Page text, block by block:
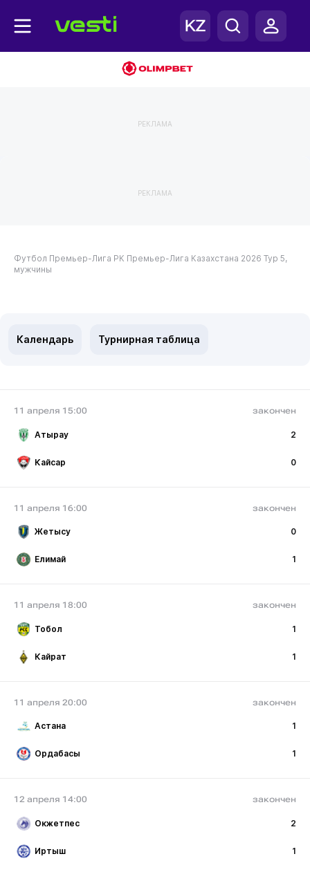
РЕКЛАМА
РЕКЛАМА
Футбол Премьер-Лига РК Премьер-Лига Казахстана 2026 Тур 5,
мужчины
Календарь Турнирная таблица
11 апреля 15:00 закончен
Атырау 2
Кайсар 0
11 апреля 16:00 закончен
Жетысу 0
Елимай 1
11 апреля 18:00 закончен
Тобол 1
Кайрат 1
11 апреля 20:00 закончен
Астана 1
Ордабасы 1
12 апреля 14:00 закончен
Окжетпес 2
Иртыш 1